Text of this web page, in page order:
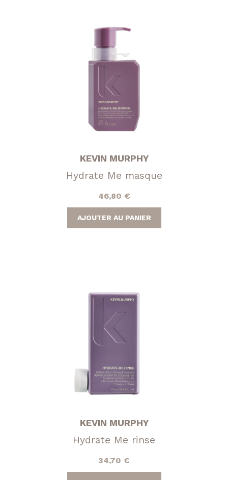
KEVIN MURPHY
Hydrate Me masque
46,80 €
AJOUTER AU PANIER
KEVIN MURPHY
Hydrate Me rinse
34,70 €